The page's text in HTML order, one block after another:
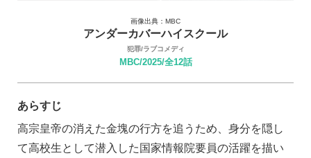
画像出典：MBC
アンダーカバーハイスクール
犯罪/ラブコメディ
MBC/2025/全12話
あらすじ
高宗皇帝の消えた金塊の行方を追うため、身分を隠し
て高校生として潜入した国家情報院要員の活躍を描い